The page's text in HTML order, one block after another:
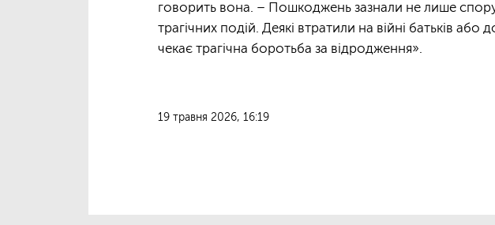
говорить вона. – Пошкоджень зазнали не лише
трагічних подій. Деякі втратили на війні батьків
чекає трагічна боротьба за відродження».
19 травня 2026, 16:19